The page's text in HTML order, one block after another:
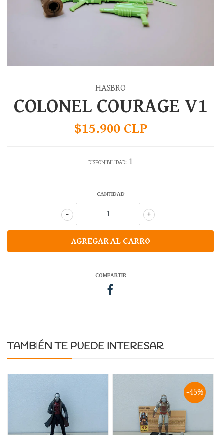
HASBRO
COLONEL COURAGE V1
$15.900 CLP
DISPONIBILIDAD: 1
CANTIDAD
+
-
COMPARTIR
TAMBIÉN TE PUEDE INTERESAR
-45%